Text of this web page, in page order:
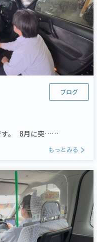
ブログ
す。 8月に突……
もっとみる